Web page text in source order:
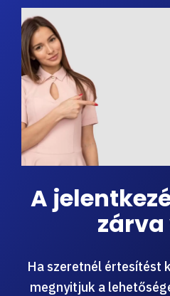
A
Ha szeretnél értesítést
megnyitjuk a